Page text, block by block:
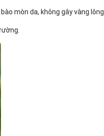
mòn da, không gây vàng lông.